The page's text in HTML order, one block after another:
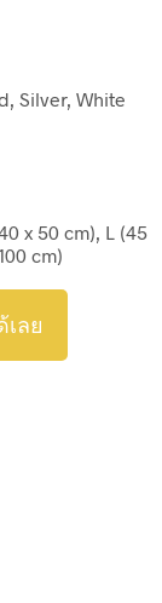
Silver, White
x 50 cm), L (45
cm)
ลย